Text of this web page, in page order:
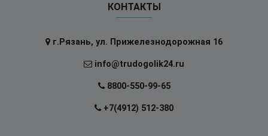
КОНТАКТЫ
г.Рязань, ул. Прижелезнодорожная 16
info@trudogolik24.ru
8800-550-99-65
+7(4912) 512-380